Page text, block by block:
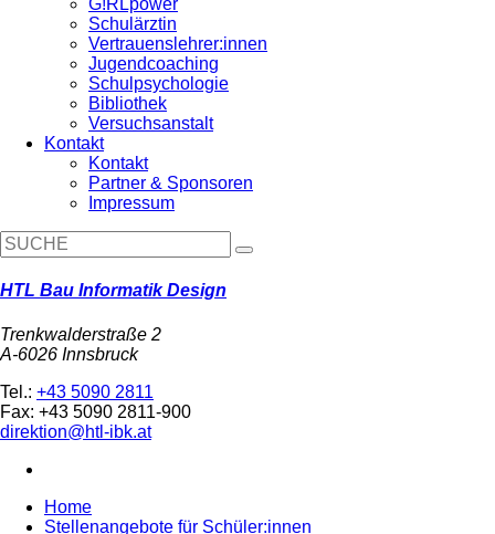
G!RLpower
Schulärztin
Vertrauenslehrer:innen
Jugendcoaching
Schulpsychologie
Bibliothek
Versuchsanstalt
Kontakt
Kontakt
Partner & Sponsoren
Impressum
HTL Bau Informatik Design
Trenkwalderstraße 2
A-6026 Innsbruck
Tel.: +43 5090 2811
Fax: +43 5090 2811-900
direktion@htl-ibk.at
Home
Stellenangebote für Schüler:innen